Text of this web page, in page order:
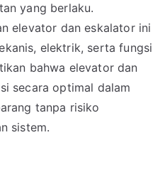
yang berlaku.
elevator dan eskalator ini
elektrik, serta fungsi
bahwa elevator dan
secara optimal dalam
tanpa risiko
sistem.